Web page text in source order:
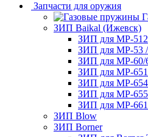
Запчасти для оружия
ЗИП Baikal (Ижевск)
ЗИП для МР-512
ЗИП для МР-53
ЗИП для МР-60/
ЗИП для МР-
ЗИП для МР-
ЗИП для МР-
ЗИП для МР-
ЗИП Blow
ЗИП Borner